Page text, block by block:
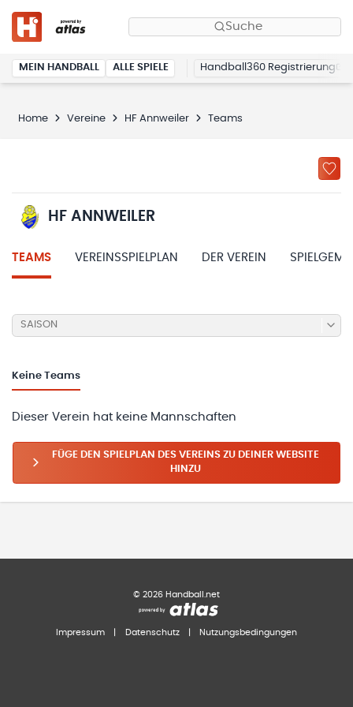
Suche
MEIN HANDBALL ALLE SPIELE Handball360 Registrierung
Home Vereine HF Annweiler Teams
HF ANNWEILER
TEAMS VEREINSSPIELPLAN DER VEREIN
SAISON
Keine Teams
Dieser Verein hat keine Mannschaften
FÜGE DEN SPIELPLAN DES VEREINS ZU DEINER WEBSITE
HINZU
© 2026 Handball.net
Impressum Datenschutz Nutzungsbedingungen